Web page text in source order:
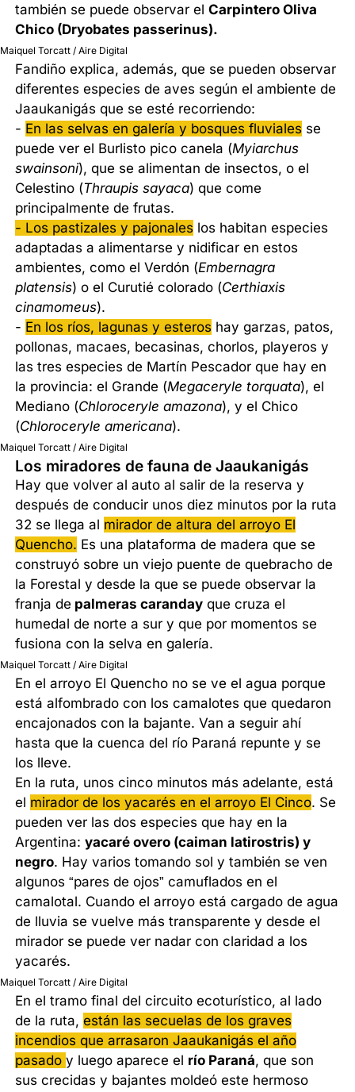
también se puede observar elCarpintero Oliva
Chico (Dryobates passerinus).
Maiquel Torcatt / Aire Digital
Fandiño explica, además, que se pueden observar
diferentes especies de aves según el ambiente de
Jaaukanigás que se esté recorriendo:
- En las selvas en galería y bosques fluviales se
puede ver el Burlisto pico canela (Myiarchus
swainsoni), que se alimentan de insectos, o el
Celestino (Thraupis sayaca) que come
principalmente de frutas.
- Los pastizales y pajonales los habitan especies
adaptadas a alimentarse y nidificar en estos
ambientes, como el Verdón (Embernagra
platensis) o el Curutié colorado (Certhiaxis
cinamomeus).
- En los ríos, lagunas y esteros hay garzas, patos,
pollonas, macaes, becasinas, chorlos, playeros y
las tres especies de Martín Pescador que hay en
la provincia: el Grande (Megaceryle torquata), el
Mediano (Chloroceryle amazona), y el Chico
(Chloroceryle americana).
Maiquel Torcatt / Aire Digital
Los miradores de fauna de Jaaukanigás
Hay que volver al auto al salir de la reserva y
después de conducir unos diez minutos por la ruta
32 se llega al mirador de altura del arroyo El
Quencho. Es una plataforma de madera que se
construyó sobre un viejo puente de quebracho de
la Forestal y desde la que se puede observar la
franja de palmeras caranday que cruza el
humedal de norte a sur y que por momentos se
fusiona con la selva en galería.
Maiquel Torcatt / Aire Digital
En el arroyo El Quencho no se ve el agua porque
está alfombrado con los camalotes que quedaron
encajonados con la bajante. Van a seguir ahí
hasta que la cuenca del río Paraná repunte y se
los lleve.
En la ruta, unos cinco minutos más adelante, está
el mirador de los yacarés en el arroyo El Cinco. Se
pueden ver las dos especies que hay en la
Argentina:yacaré overo (caiman latirostris) y
negro. Hay varios tomando sol y también se ven
algunos “pares de ojos” camuflados en el
camalotal. Cuando el arroyo está cargado de agua
de lluvia se vuelve más transparente y desde el
mirador se puede ver nadar con claridad a los
yacarés.
Maiquel Torcatt / Aire Digital
En el tramo final del circuito ecoturístico, al lado
de la ruta,están las secuelas de los graves
incendios que arrasaron Jaaukanigás el año
pasadoy luego aparece el río Paraná, que son
sus crecidas y bajantes moldeó este hermoso